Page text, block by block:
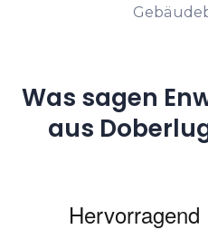
Was sagen
aus